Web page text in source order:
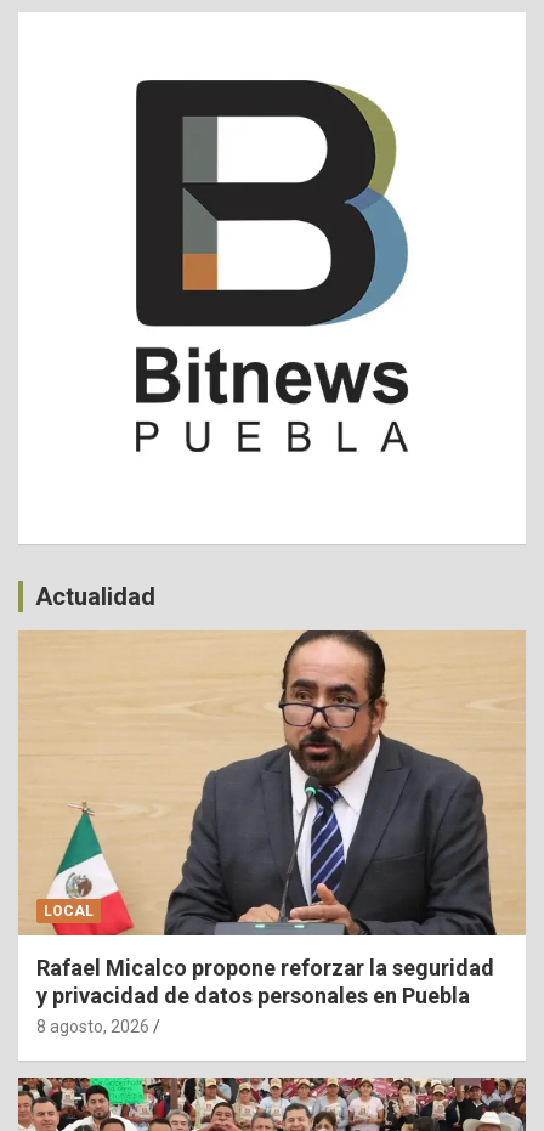
Actualidad
LOCAL
Rafael Micalco propone reforzar la seguridad
y privacidad de datos personales en Puebla
8 agosto, 2026